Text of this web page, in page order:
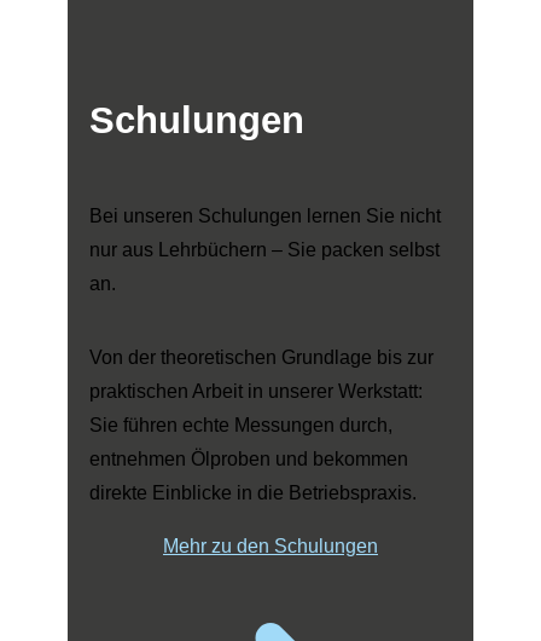
Schulungen
Bei unseren Schulungen lernen Sie nicht
nur aus Lehrbüchern – Sie packen selbst
an.
Von der theoretischen Grundlage bis zur
praktischen Arbeit in unserer Werkstatt:
Sie führen echte Messungen durch,
entnehmen Ölproben und bekommen
direkte Einblicke in die Betriebspraxis.
Mehr zu den Schulungen